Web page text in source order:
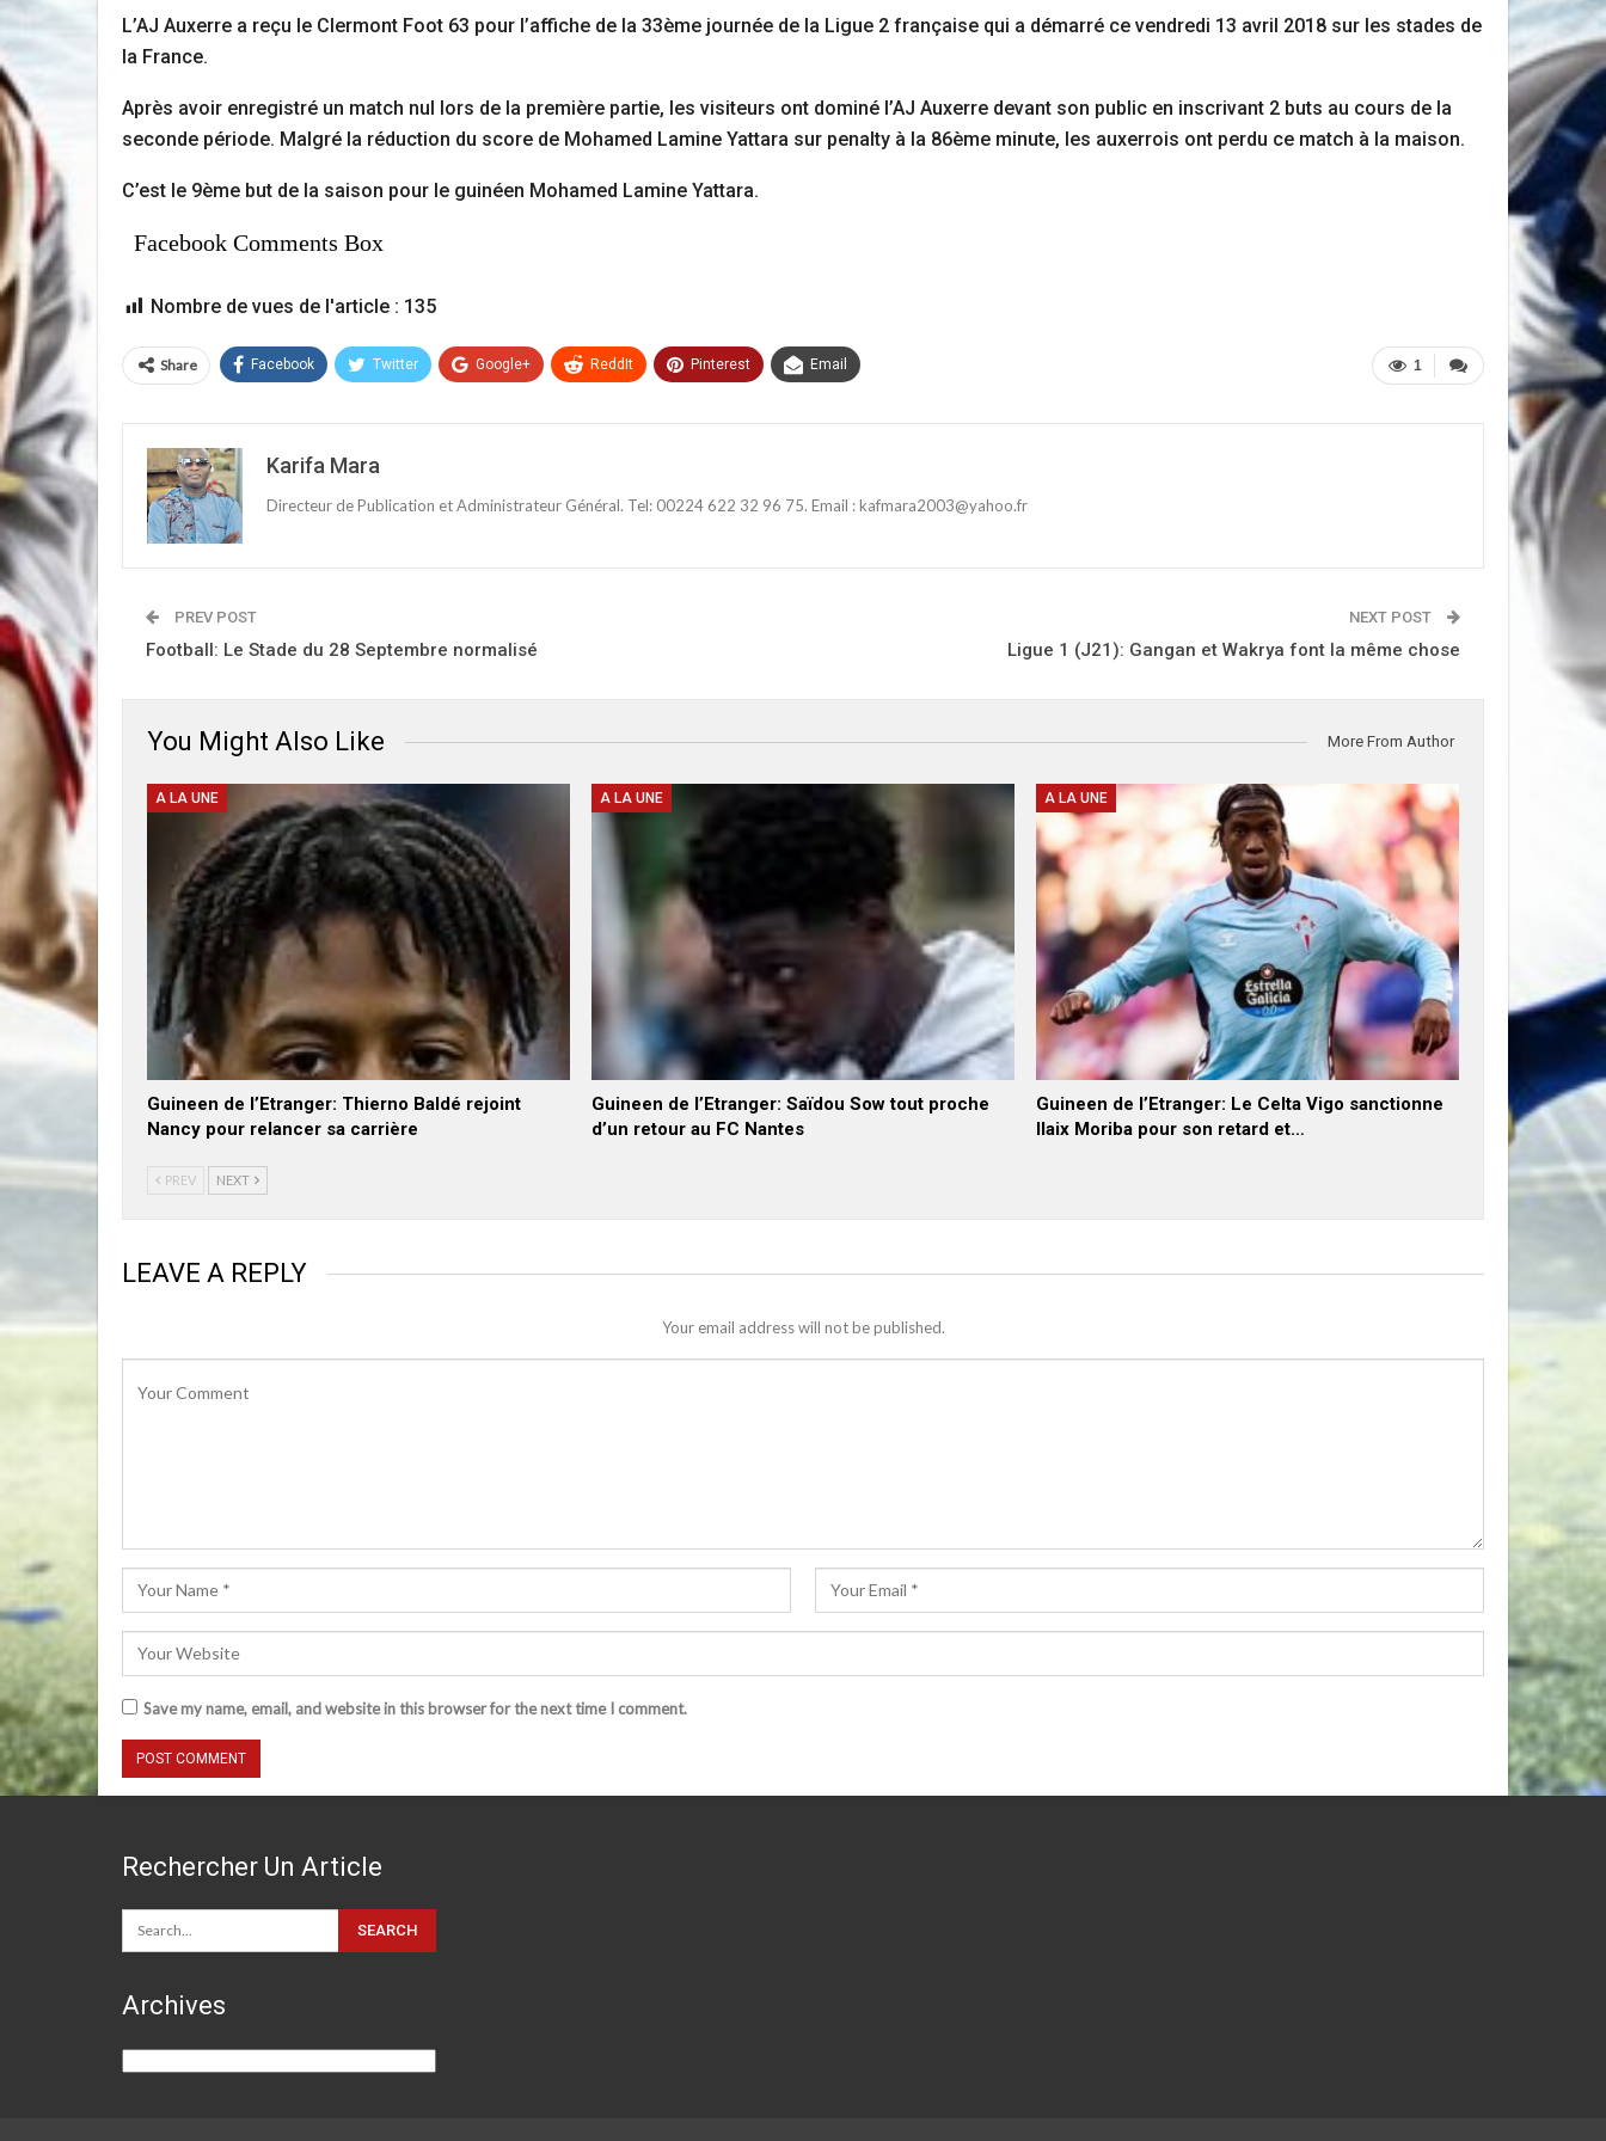
L’AJ Auxerre a reçu le Clermont Foot 63 pour l’affiche de la 33ème journée de la Ligue 2 française qui a démarré ce vendredi 13 avril 2018 sur les stades de
la France.
Après avoir enregistré un match nul lors de la première partie, les visiteurs ont dominé l’AJ Auxerre devant son public en inscrivant 2 buts au cours de la
seconde période. Malgré la réduction du score de Mohamed Lamine Yattara sur penalty à la 86ème minute, les auxerrois ont perdu ce match à la maison.
C’est le 9ème but de la saison pour le guinéen Mohamed Lamine Yattara.
Facebook Comments Box
Nombre de vues de l'article : 135
1
Share Facebook Twitter Google+ ReddIt Pinterest Email
Karifa Mara
Directeur de Publication et Administrateur Général. Tel: 00224 622 32 96 75. Email : kafmara2003@yahoo.fr
PREV POST
Football: Le Stade du 28 Septembre normalisé
NEXT POST
Ligue 1 (J21): Gangan et Wakrya font la même chose
You Might Also Like More From Author
A LA UNE
Guineen de l’Etranger: Thierno Baldé rejoint
Nancy pour relancer sa carrière
A LA UNE
Guineen de l’Etranger: Saïdou Sow tout proche
d’un retour au FC Nantes
A LA UNE
Guineen de l’Etranger: Le Celta Vigo sanctionne
Ilaix Moriba pour son retard et…
PREV NEXT
LEAVE A REPLY
Your email address will not be published.
Save my name, email, and website in this browser for the next time I comment.
Rechercher Un Article
Archives